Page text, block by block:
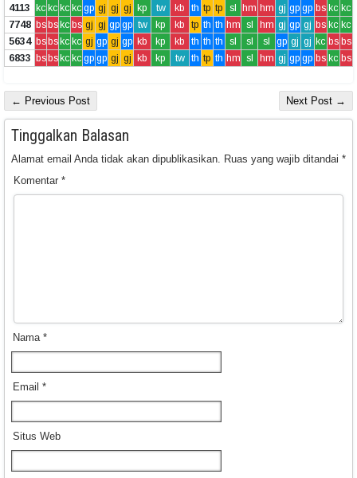
4113 kc kc kc kc gp gj gj gj kp tw kb th tp tp sl hm hm gj gp gp bs kc kc
7748 bsbskc bs gj gj gp gp tw kp kb tp th th hm sl hm gj gp gj bs kc kc
5634 bsbskc kc gj gp gj gp kb kp kb th th th sl sl sl gp gj gj kc bs bs
6833 bsbskc kc gp gp gj gj kb kp tw th tp th hm sl hm gj gp gp bs kc bs
← Previous Post Next Post →
Tinggalkan Balasan
Alamat email Anda tidak akan dipublikasikan. Ruas yang wajib ditandai *
Komentar *
Nama *
Email *
Situs Web